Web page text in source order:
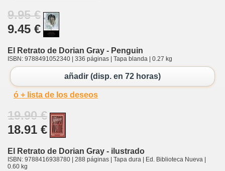
9.95 €
9.45 €
El Retrato de Dorian Gray - Penguin
ISBN: 9788491052340 | 336 páginas | Tapa blanda | 0.27 kg
añadir (disp. en 72 horas)
ó + lista de los deseos
19.90 €
18.91 €
El Retrato de Dorian Gray - ilustrado
ISBN: 9788416938780 | 288 páginas | Tapa dura | Ed. Biblioteca Nueva |
0.60 kg